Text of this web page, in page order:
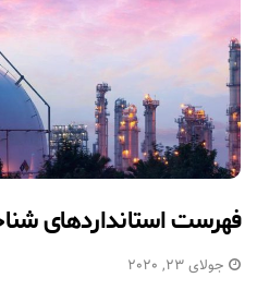
فهرست استانداردهای
جولای 23, 2020